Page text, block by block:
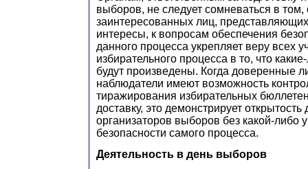
выборов, не следует сомневаться в том,
заинтересованных лиц,
интересы, к вопросам обеспечения
данного процесса укрепляет веру всех
избирательного процесса в то, что
будут произведены. Когда доверенные
наблюдатели имеют возможность
тиражирования избирательных
доставку, это демонстрирует открытость
организаторов выборов без какой-либо
безопасности самого процесса.
Деятельность в день выборов